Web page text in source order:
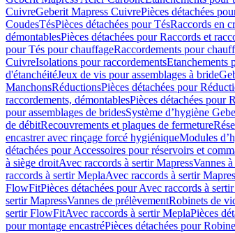
CuivreGeberit Mapress CuivrePièces détachées
CoudesTésPièces détachées pour TésRaccords en
démontablesPièces détachées pour Raccords et
pour Tés pour chauffageRaccordements pour
CuivreIsolations pour raccordementsEtanchements
d'étanchéitéJeux de vis pour assemblages à bride
ManchonsRéductionsPièces détachées pour
raccordements, démontablesPièces détachées pour
pour assemblages de bridesSystème d’hygiène
de débitRecouvrements et plaques de fermeture
encastrer avec rinçage forcé hygiéniqueModules
détachées pour Accessoires pour réservoirs et
à siège droitAvec raccords à sertir MapressVannes
raccords à sertir MeplaAvec raccords à sertir
FlowFitPièces détachées pour Avec raccords à
sertir MapressVannes de prélèvementRobinets de
sertir FlowFitAvec raccords à sertir MeplaPièces
pour montage encastréPièces détachées pour